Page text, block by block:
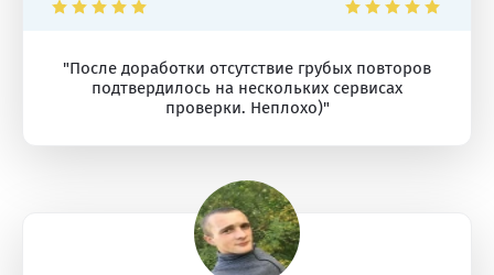
"После доработки отсутствие грубых повторов
подтвердилось на нескольких сервисах
проверки. Неплохо)"